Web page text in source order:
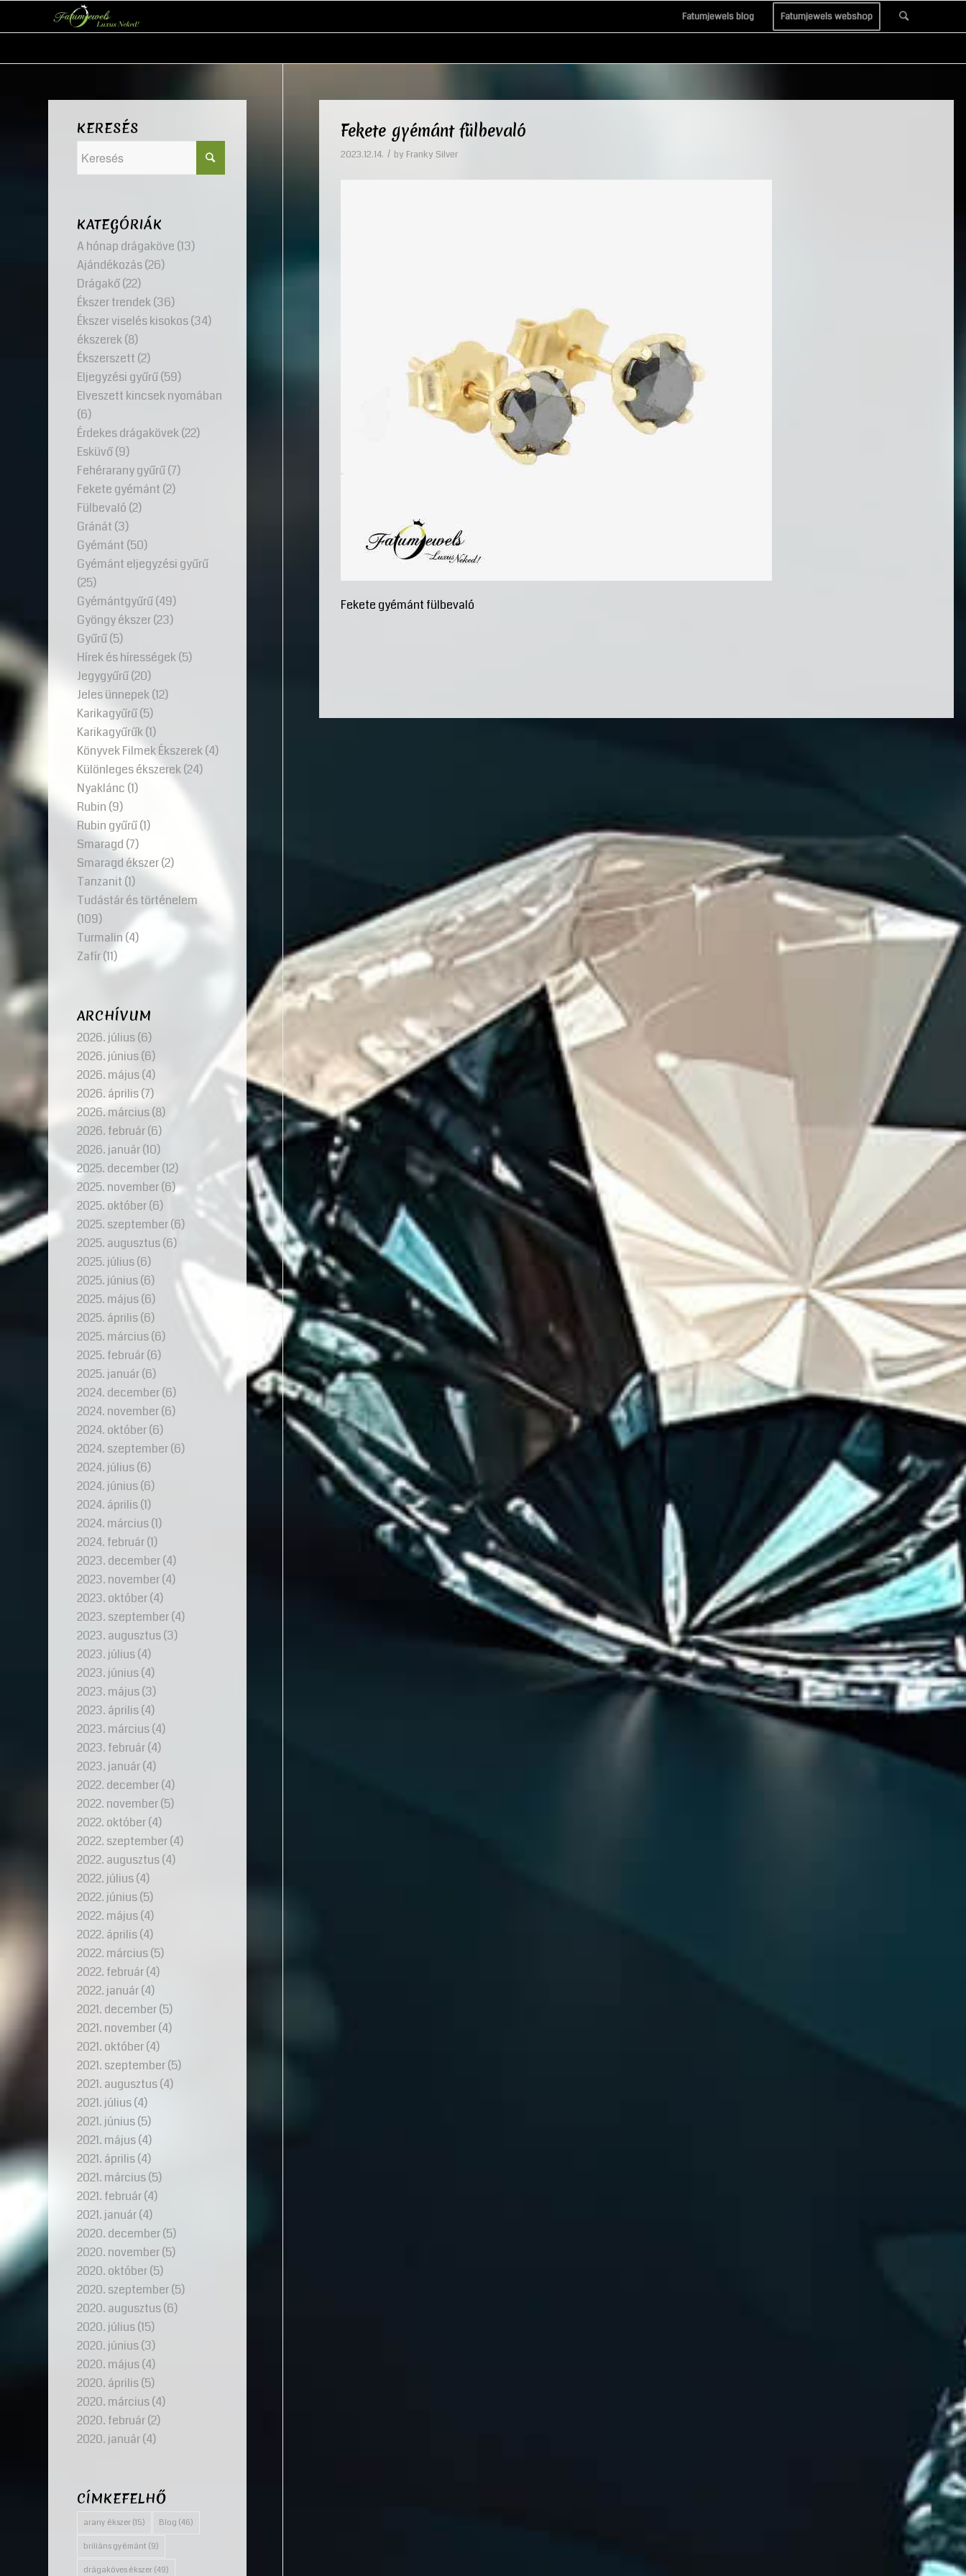
Fatumjewels blog Fatumjewels webshop
Fekete gyémánt fülbevaló
2023.12.14. / by Franky Silver
Fekete gyémánt fülbevaló
KERESÉS
KATEGÓRIÁK
A hónap drágaköve (13)
Ajándékozás(26)
Drágakő(22)
Ékszer trendek(36)
Ékszer viselés kisokos(34)
ékszerek(8)
Ékszerszett (2)
Eljegyzési gyűrű(59)
Elveszett kincsek nyomában
(6)
Érdekes drágakövek(22)
Esküvő(9)
Fehérarany gyűrű(7)
Fekete gyémánt (2)
Fülbevaló (2)
Gránát (3)
Gyémánt (50)
Gyémánt eljegyzési gyűrű
(25)
Gyémántgyűrű(49)
Gyöngy ékszer(23)
Gyűrű(5)
Hírek és hírességek(5)
Jegygyűrű(20)
Jeles ünnepek(12)
Karikagyűrű(5)
Karikagyűrűk(1)
Könyvek Filmek Ékszerek(4)
Különleges ékszerek(24)
Nyaklánc (1)
Rubin (9)
Rubin gyűrű(1)
Smaragd (7)
Smaragd ékszer(2)
Tanzanit (1)
Tudástár és történelem
(109)
Turmalin (4)
Zafír(11)
ARCHÍVUM
2026. július(6)
2026. június(6)
2026. május(4)
2026. április(7)
2026. március(8)
2026. február(6)
2026. január(10)
2025. december(12)
2025. november(6)
2025. október(6)
2025. szeptember(6)
2025. augusztus(6)
2025. július(6)
2025. június(6)
2025. május(6)
2025. április(6)
2025. március(6)
2025. február(6)
2025. január(6)
2024. december(6)
2024. november(6)
2024. október(6)
2024. szeptember(6)
2024. július(6)
2024. június(6)
2024. április(1)
2024. március(1)
2024. február(1)
2023. december(4)
2023. november(4)
2023. október(4)
2023. szeptember(4)
2023. augusztus(3)
2023. július(4)
2023. június(4)
2023. május(3)
2023. április(4)
2023. március(4)
2023. február(4)
2023. január(4)
2022. december(4)
2022. november(5)
2022. október(4)
2022. szeptember(4)
2022. augusztus(4)
2022. július(4)
2022. június(5)
2022. május(4)
2022. április(4)
2022. március(5)
2022. február(4)
2022. január(4)
2021. december(5)
2021. november(4)
2021. október(4)
2021. szeptember(5)
2021. augusztus(4)
2021. július(4)
2021. június(5)
2021. május(4)
2021. április(4)
2021. március(5)
2021. február(4)
2021. január(4)
2020. december(5)
2020. november(5)
2020. október(5)
2020. szeptember(5)
2020. augusztus(6)
2020. július(15)
2020. június(3)
2020. május(4)
2020. április(5)
2020. március(4)
2020. február(2)
2020. január(4)
CÍMKEFELHŐ
arany ékszer (15) Blog (46)
briliáns gyémánt (9)
drágaköves ékszer (49)